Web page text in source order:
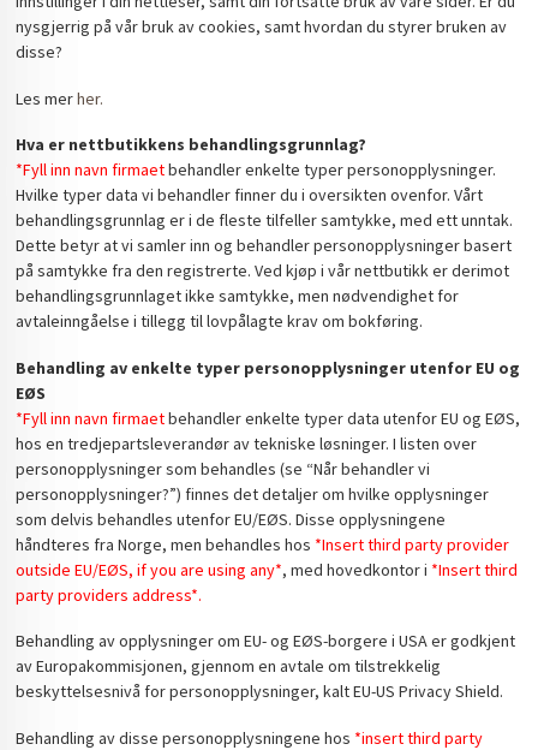
nysgjerrig på vår bruk av cookies, samt hvordan du styrer bruken av
disse?
Les merher.
Hva er nettbutikkens behandlingsgrunnlag?
*Fyll inn navn firmaetbehandler enkelte typer personopplysninger.
Hvilke typer data vi behandler finner du i oversikten ovenfor. Vårt
behandlingsgrunnlag er i de fleste tilfeller samtykke, med ett unntak.
Dette betyr at vi samler inn og behandler personopplysninger basert
på samtykke fra den registrerte. Ved kjøp i vår nettbutikk er derimot
behandlingsgrunnlaget ikke samtykke, men nødvendighet for
avtaleinngåelse i tillegg til lovpålagte krav om bokføring.
Behandling av enkelte typer personopplysninger utenfor EU og
EØS
*Fyll inn navn firmaetbehandler enkelte typer data utenfor EU og EØS,
hos en tredjepartsleverandør av tekniske løsninger. I listen over
personopplysninger som behandles (se “Når behandler vi
personopplysninger?”) finnes det detaljer om hvilke opplysninger
som delvis behandles utenfor EU/EØS. Disse opplysningene
håndteres fra Norge, men behandles hos *Insert third party provider
outside EU/EØS, if you are using any*, med hovedkontor i *Insert third
party providers address*.
Behandling av opplysninger om EU- og EØS-borgere i USA er godkjent
av Europakommisjonen, gjennom en avtale om tilstrekkelig
beskyttelsesnivå for personopplysninger, kalt EU-US Privacy Shield.
Behandling av disse personopplysningene hos *insert third party